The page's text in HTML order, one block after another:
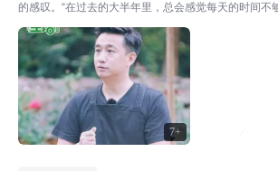
7+
的感叹。“在过去的大半年里，总会感觉每天的时间不
更低效，常常无法处理好各种工作事项，总会在小事情
作低效，逐渐影响到日常生活。比如说：可自由...